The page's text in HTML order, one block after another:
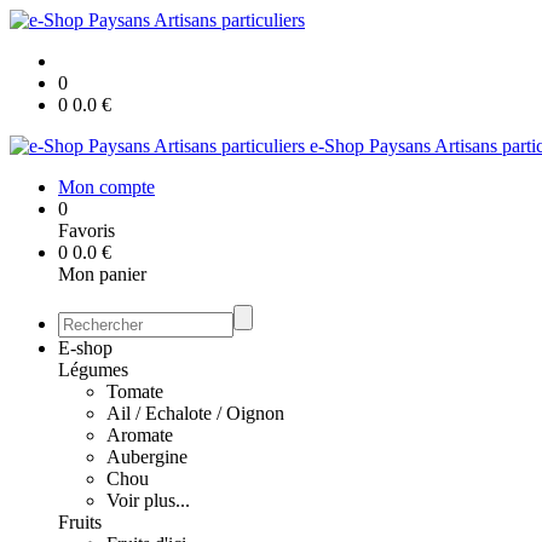
0
0 0.0 €
e-Shop Paysans Artisans
Mon compte
0
Favoris
0 0.0 €
Mon panier
E-shop
Légumes
Tomate
Ail / Echalote / Oignon
Aromate
Aubergine
Chou
Voir plus...
Fruits